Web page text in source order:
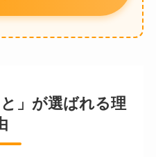
」が選ばれる理